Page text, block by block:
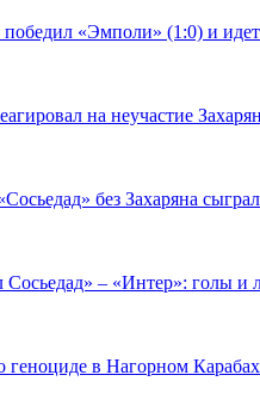
«Эмполи» (1:0) и идет
на неучастие
без Захаряна
Сосьедад» – «Интер»: голы
геноциде в Нагорном